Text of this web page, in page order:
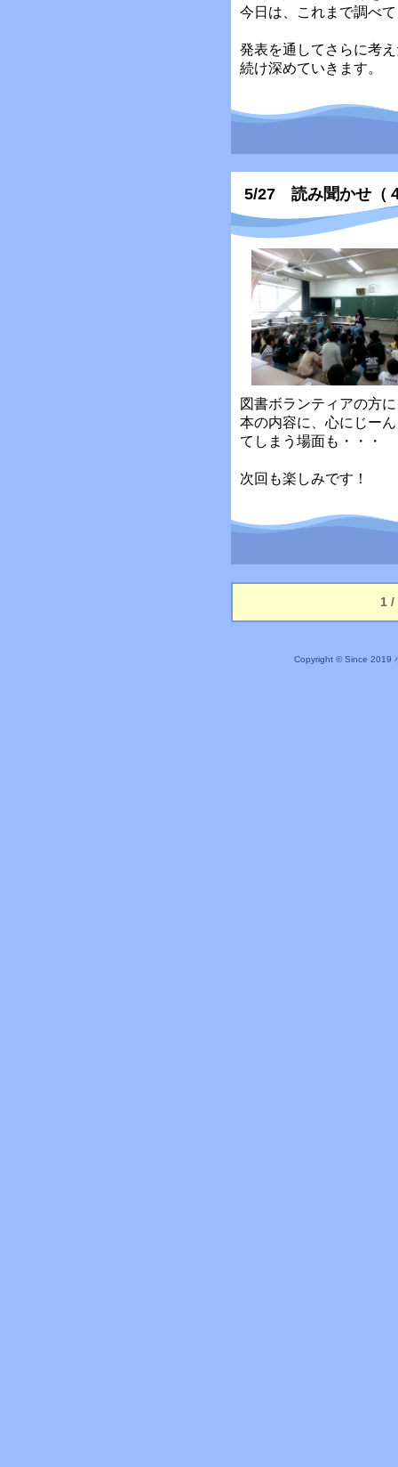
今日は、これまで調べ
発表を通してさらに考
続け深めていきます。
5/27 読み聞かせ（
図書ボランティアの方
本の内容に、心にじー
てしまう場面も・・・
次回も楽しみです！
1 /
Copyright © Since 2019